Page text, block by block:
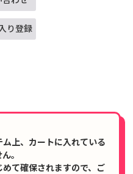
り登録
上、カートに入れている
。
て確保されますので、ご